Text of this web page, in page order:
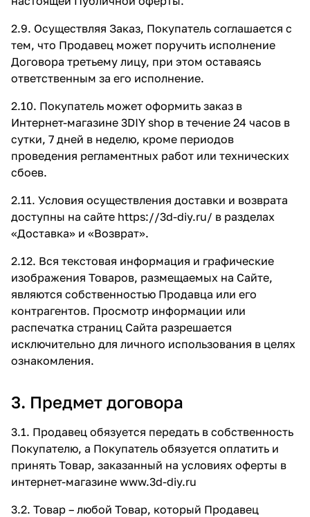
2.9. Осуществляя Заказ, Покупатель соглашается с
тем, что Продавец может поручить исполнение
Договора третьему лицу, при этом оставаясь
ответственным за его исполнение.
2.10. Покупатель может оформить заказ в
Интернет-магазине 3DIY shop в течение 24 часов в
сутки, 7 дней в неделю, кроме периодов
проведения регламентных работ или технических
сбоев.
2.11. Условия осуществления доставки и возврата
доступны на сайте https://3d-diy.ru/ в разделах
«Доставка» и «Возврат».
2.12. Вся текстовая информация и графические
изображения Товаров, размещаемых на Сайте,
являются собственностью Продавца или его
контрагентов. Просмотр информации или
распечатка страниц Сайта разрешается
исключительно для личного использования в целях
ознакомления.
3. Предмет договора
3.1. Продавец обязуется передать в собственность
Покупателю, а Покупатель обязуется оплатить и
принять Товар, заказанный на условиях оферты в
интернет-магазине www.3d-diy.ru
3.2. Товар – любой Товар, который Продавец